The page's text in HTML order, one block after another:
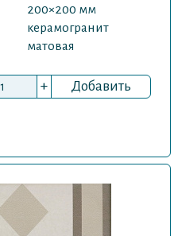
200×200 мм
керамогранит
матовая
+ Добавить